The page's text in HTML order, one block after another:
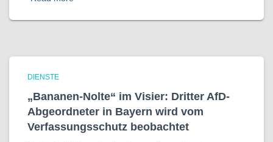
DIENSTE
„Bananen-Nolte“ im Visier: Dritter AfD-
Abgeordneter in Bayern wird vom
Verfassungsschutz beobachtet